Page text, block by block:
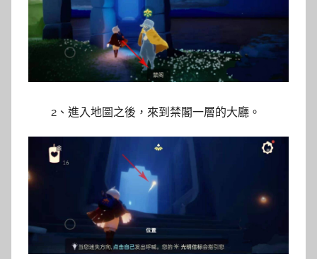
2、進入地圖之後，來到禁閣一層的大廳。